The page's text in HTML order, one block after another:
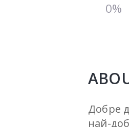
0%
Добре
най-